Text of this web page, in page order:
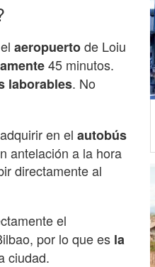
aeropuertode Loiu
45 minutos.
laborables. No
en el autobús
antelación a la hora
directamente al
el
por lo que es la
ciudad.